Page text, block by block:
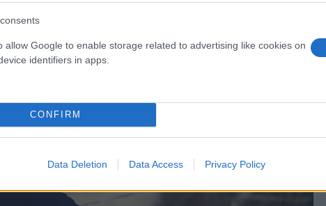
allow Google to enable storage related to advertising like cookies on
identifiers in apps.
CONFIRM
Data Deletion Data Access Privacy Policy